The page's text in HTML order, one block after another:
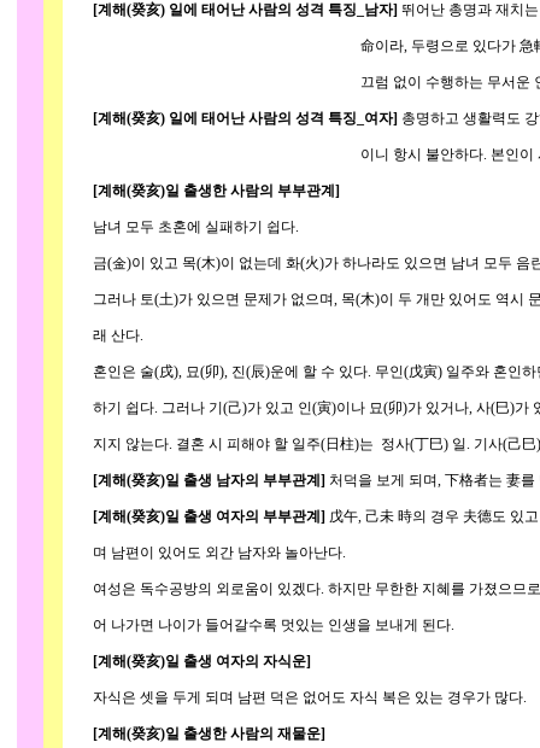
[계해(癸亥) 일에 태어난 사람의 성격 특징_남자] 뛰어난 총명과 재치
命이라, 두령으로 있다가 急轉道下 때를
끄럼 없이 수행하는 무서운 인물
[계해(癸亥) 일에 태어난 사람의 성격 특징_여자] 총명하고 생활력도
이니 항시 불안하다. 본인이 사회활동을
[계해(癸亥)일 출생한 사람의 부부관계]
남녀 모두 초혼에 실패하기 쉽다.
금(金)이 있고 목(木)이 없는데 화(火)가 하나라도 있으면 남녀 모두 음
그러나 토(土)가 있으면 문제가 없으며, 목(木)이 두 개만 있어도 역시
래 산다.
혼인은 술(戌), 묘(卯), 진(辰)운에 할 수 있다. 무인(戊寅) 일주와 혼인하
하기 쉽다. 그러나 기(己)가 있고 인(寅)이나 묘(卯)가 있거나, 사(巳)가
지지 않는다. 결혼 시 피해야 할 일주(日柱)는 정사(丁巳) 일. 기사(己巳
[계해(癸亥)일 출생 남자의 부부관계] 처덕을 보게 되며, 下格者는 妻
[계해(癸亥)일 출생 여자의 부부관계] 戊午, 己未 時의 경우 夫德도 있
며 남편이 있어도 외간 남자와 놀아난다.
여성은 독수공방의 외로움이 있겠다. 하지만 무한한 지혜를 가졌으므
어 나가면 나이가 들어갈수록 멋있는 인생을 보내게 된다.
[계해(癸亥)일 출생 여자의 자식운]
자식은 셋을 두게 되며 남편 덕은 없어도 자식 복은 있는 경우가 많다.
[계해(癸亥)일 출생한 사람의 재물운]